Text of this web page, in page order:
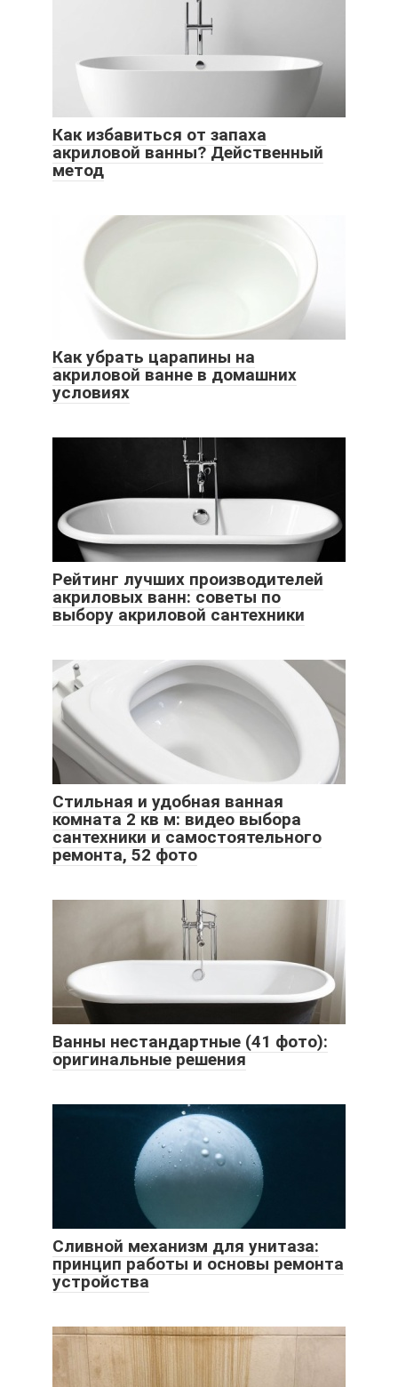
Как избавиться от запаха
акриловой ванны? Действенный
метод
Как убрать царапины на
акриловой ванне в домашних
условиях
Рейтинг лучших производителей
акриловых ванн: советы по
выбору акриловой сантехники
Стильная и удобная ванная
комната 2 кв м: видео выбора
сантехники и самостоятельного
ремонта, 52 фото
Ванны нестандартные (41 фото):
оригинальные решения
Сливной механизм для унитаза:
принцип работы и основы ремонта
устройства